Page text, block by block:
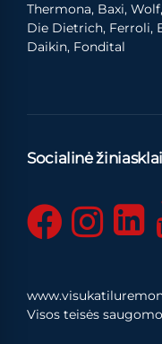
Thermona, Baxi,
Die Dietrich, Ferroli,
Daikin, Fondital
Socialinė
Visos teisės